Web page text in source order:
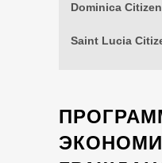
Dominica
Saint Lucia